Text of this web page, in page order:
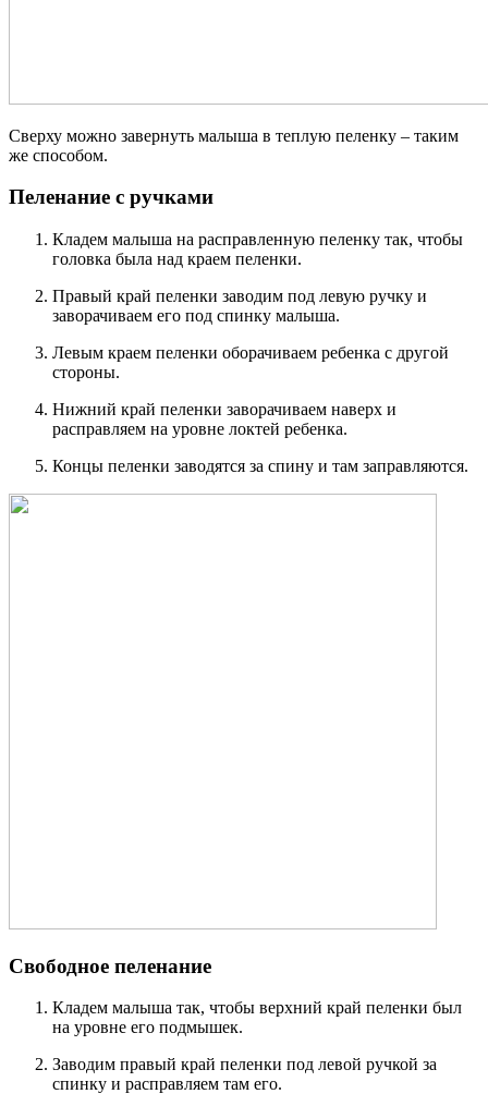
Сверху можно завернуть малыша в теплую пеленку – таким
же способом.
Пеленание с ручками
Кладем малыша на расправленную пеленку так, чтобы
головка была над краем пеленки.
Правый край пеленки заводим под левую ручку и
заворачиваем его под спинку малыша.
Левым краем пеленки оборачиваем ребенка с другой
стороны.
Нижний край пеленки заворачиваем наверх и
расправляем на уровне локтей ребенка.
Концы пеленки заводятся за спину и там заправляются.
Свободное пеленание
Кладем малыша так, чтобы верхний край пеленки был
на уровне его подмышек.
Заводим правый край пеленки под левой ручкой за
спинку и расправляем там его.